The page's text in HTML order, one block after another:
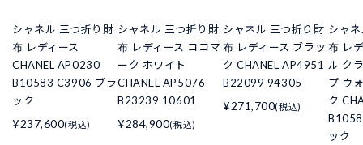
シャネル 三つ折り財
布 レディース
CHANEL AP0230
B10583 C3906 ブラ
ック
¥237,600(税込)
シャネル 三つ折り財
布 レディース ココマ
ーク ホワイト
CHANEL AP5076
B23239 10601
¥284,900(税込)
シャネル 三つ折り財
布 レディース ブラッ
ク CHANEL AP4951
B22099 94305
¥271,700(税込)
シャ
布 レ
ル ク
プ ウ
ク
ック